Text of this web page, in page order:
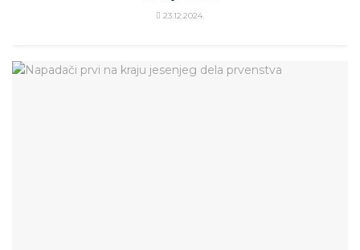
23.12.2024.